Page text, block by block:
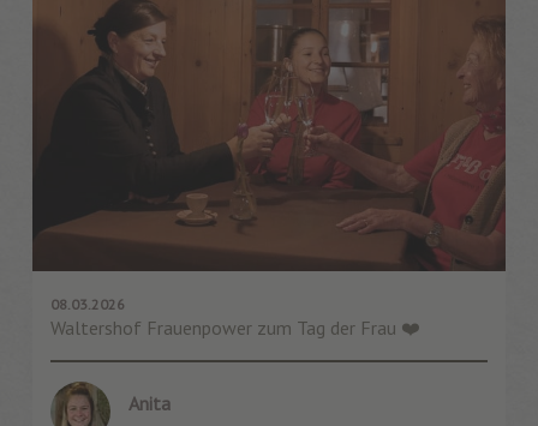
08.03.2026
Waltershof Frauenpower zum Tag der Frau ❤️
Anita